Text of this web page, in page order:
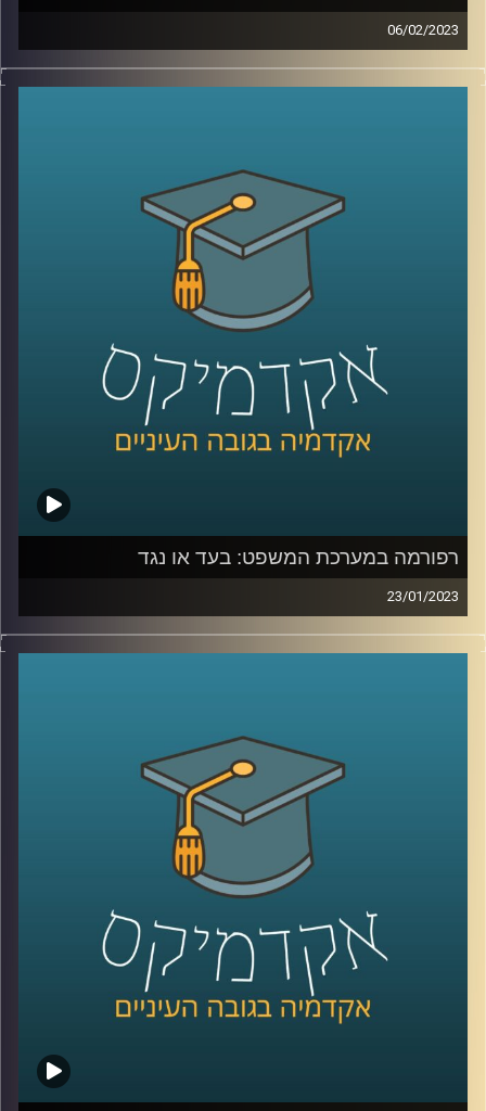
06/02/2023
בשנים האחרונות המשפט הבינלאומי הפך לזירת לאחד ממוקדי
המאבק המרכזיים של מדינת ישראל. כדי להבין טוב יותר את
AudioVersity
רפורמה במערכת המשפט: בעד או נגד
23/01/2023
בשבועות האחרונים מקדמת הממשלה רפורמה במערכת
המשפט. כתוצאה מכך, הרוחות במדינה סוערות. פרופסור יניב
AudioVersity